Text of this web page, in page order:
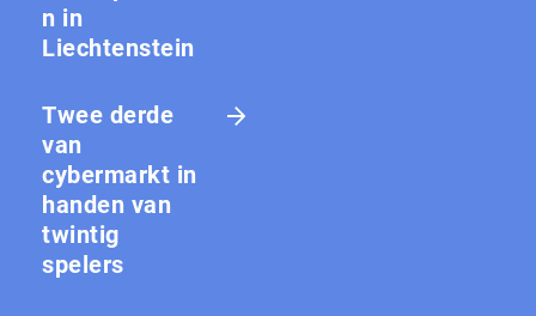
n in
Liechtenstein
Twee derde
van
cybermarkt in
handen van
twintig
spelers